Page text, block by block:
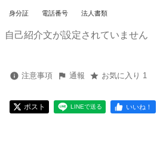
身分証 電話番号 法人書類
自己紹介文が設定されていません
注意事項 通報 お気に入り 1
ポスト LINEで送る いいね！